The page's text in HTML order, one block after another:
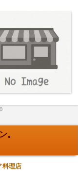
。
料理店